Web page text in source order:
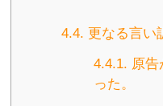
4.4. 更なる言
4.4.1. 原
った。